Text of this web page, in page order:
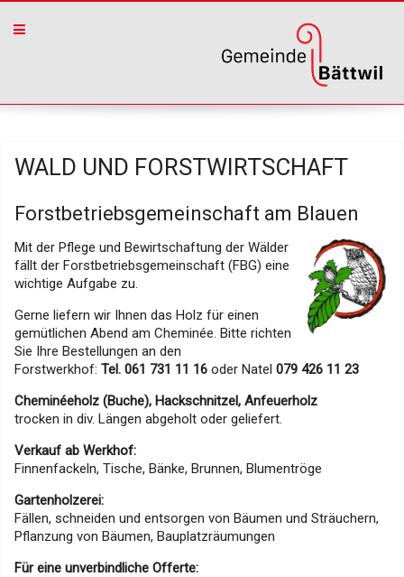
WALD UND FORSTWIRTSCHAFT
Forstbetriebsgemeinschaft am Blauen
Mit der Pflege und Bewirtschaftung der Wälder
fällt der Forstbetriebsgemeinschaft (FBG) eine
wichtige Aufgabe zu.
Gerne liefern wir Ihnen das Holz für einen
gemütlichen Abend am Cheminée. Bitte richten
Sie Ihre Bestellungen an den
Forstwerkhof: Tel. 061 731 11 16 oder Natel 079 426 11 23
Cheminéeholz (Buche), Hackschnitzel, Anfeuerholz
trocken in div. Längen abgeholt oder geliefert.
Verkauf ab Werkhof:
Finnenfackeln, Tische, Bänke, Brunnen, Blumentröge
Gartenholzerei:
Fällen, schneiden und entsorgen von Bäumen und Sträuchern,
Pflanzung von Bäumen, Bauplatzräumungen
Für eine unverbindliche Offerte: